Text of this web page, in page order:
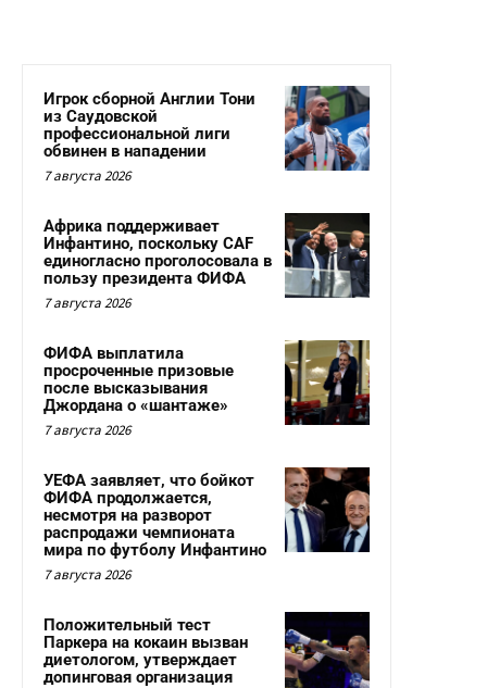
Игрок сборной Англии Тони
из Саудовской
профессиональной лиги
обвинен в нападении
7 августа 2026
Африка поддерживает
Инфантино, поскольку CAF
единогласно проголосовала в
пользу президента ФИФА
7 августа 2026
ФИФА выплатила
просроченные призовые
после высказывания
Джордана о «шантаже»
7 августа 2026
УЕФА заявляет, что бойкот
ФИФА продолжается,
несмотря на разворот
распродажи чемпионата
мира по футболу Инфантино
7 августа 2026
Положительный тест
Паркера на кокаин вызван
диетологом, утверждает
допинговая организация